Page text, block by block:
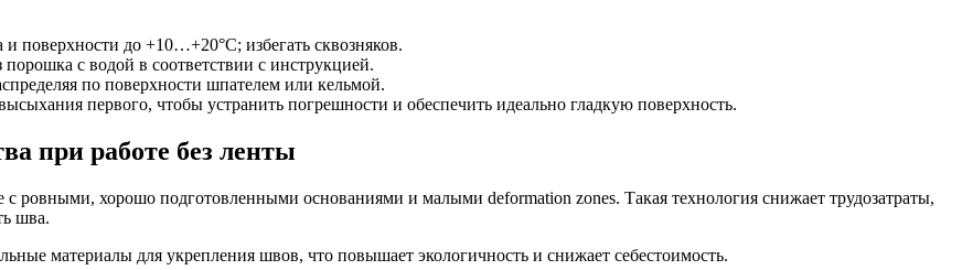
поверхности до +10…+20°С; избегать сквозняков.
с водой в соответствии с инструкцией.
по поверхности шпателем или кельмой.
первого, чтобы устранить погрешности и обеспечить идеально гладкую поверхность.
при работе без ленты
ровными, хорошо подготовленными основаниями и малыми deformation zones. Такая технология снижает трудозатраты,
шва.
материалы для укрепления швов, что повышает экологичность и снижает себестоимость.